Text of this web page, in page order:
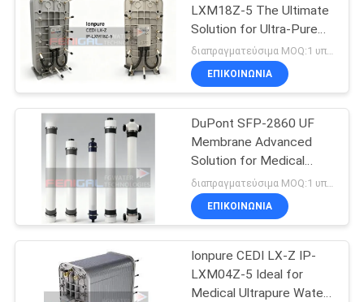
ΕΙΔΉΣΕΙΣ
ΖΗΤΉΣΤΕ
ΈΝΑ
ΑΠΌΣΠΑΣΜΑ
SITEMAP
PRIVACY
POLICY
ΔΕΥ UF Μεμβράνες
98
Ενότητα EDI
88
LXM18Z-5 The Ultimate
Solution for Ultra-Pure
Water in Thermal Power
Plant Ultrafiltration
διαπραγματεύσιμα MOQ:1 υπολογιστή
ΕΠΙΚΟΙΝΩΝΙΑ
DuPont SFP-2860 UF
Membrane Advanced
Solution for Medical
Ultrapure Water
Generation
διαπραγματεύσιμα MOQ:1 υπολογιστή
ΕΠΙΚΟΙΝΩΝΙΑ
Ionpure CEDI LX-Z IP-
LXM04Z-5 Ideal for
Medical Ultrapure Water